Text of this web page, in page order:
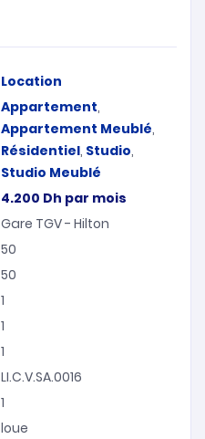
Location
Appartement,
Appartement Meublé,
Résidentiel, Studio,
Studio Meublé
4.200 Dh par mois
Gare TGV - Hilton
50
50
1
1
1
LI.C.V.SA.0016
1
loue